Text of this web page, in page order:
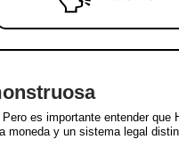
es importante entender
moneda y un sistema legal